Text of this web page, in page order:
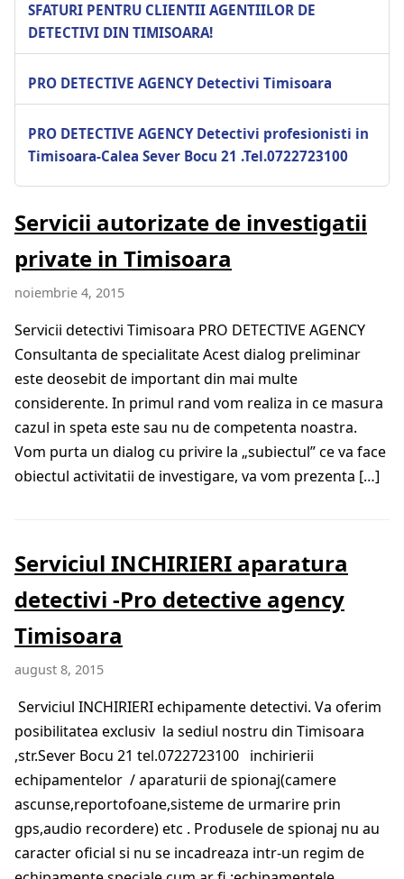
SFATURI PENTRU CLIENTII AGENTIILOR DE
DETECTIVI DIN TIMISOARA!
PRO DETECTIVE AGENCY Detectivi Timisoara
PRO DETECTIVE AGENCY Detectivi profesionisti in
Timisoara-Calea Sever Bocu 21 .Tel.0722723100
Servicii autorizate de investigatii
private in Timisoara
noiembrie 4, 2015
Servicii detectivi Timisoara PRO DETECTIVE AGENCY
Consultanta de specialitate Acest dialog preliminar
este deosebit de important din mai multe
considerente. In primul rand vom realiza in ce masura
cazul in speta este sau nu de competenta noastra.
Vom purta un dialog cu privire la „subiectul” ce va face
obiectul activitatii de investigare, va vom prezenta […]
Serviciul INCHIRIERI aparatura
detectivi -Pro detective agency
Timisoara
august 8, 2015
Serviciul INCHIRIERI echipamente detectivi. Va oferim
posibilitatea exclusiv la sediul nostru din Timisoara
,str.Sever Bocu 21 tel.0722723100 inchirierii
echipamentelor / aparaturii de spionaj(camere
ascunse,reportofoane,sisteme de urmarire prin
gps,audio recordere) etc . Produsele de spionaj nu au
caracter oficial si nu se incadreaza intr-un regim de